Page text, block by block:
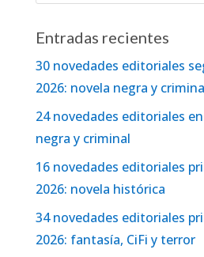
Entradas recientes
30 novedades editoriales
2026: novela negra y
24 novedades editoriales
negra y criminal
16 novedades editoriales
2026: novela histórica
34 novedades editoriales
2026: fantasía, CiFi y terror